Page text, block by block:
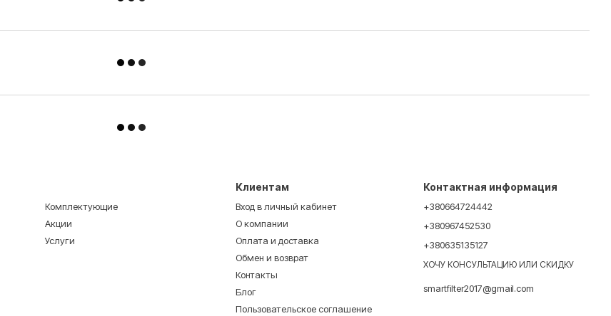
Комплектующие
Акции
Услуги
Клиентам
Вход в личный кабинет
О компании
Оплата и доставка
Обмен и возврат
Контакты
Блог
Пользовательское соглашение
Контактная информация
+380664724442
+380967452530
+380635135127
ХОЧУ КОНСУЛЬТАЦИЮ ИЛИ СКИДКУ
smartfilter2017@gmail.com